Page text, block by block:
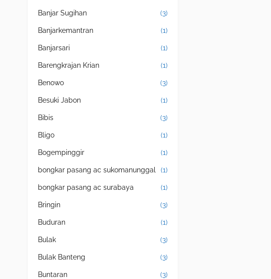
Banjar Sugihan (3)
Banjarkemantran (1)
Banjarsari (1)
Barengkrajan Krian (1)
Benowo (3)
Besuki Jabon (1)
Bibis (3)
Bligo (1)
Bogempinggir (1)
bongkar pasang ac sukomanunggal (1)
bongkar pasang ac surabaya (1)
Bringin (3)
Buduran (1)
Bulak (3)
Bulak Banteng (3)
Buntaran (3)